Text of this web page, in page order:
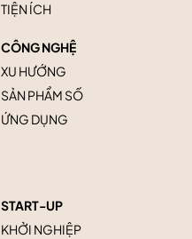
TIỆN ÍCH
CÔNG NGHỆ
XU HƯỚNG
SẢN PHẨM SỐ
ỨNG DỤNG
START-UP
KHỞI NGHIỆP